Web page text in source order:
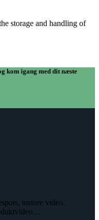
storage and handling of
kom igang med dit næste
instore video,